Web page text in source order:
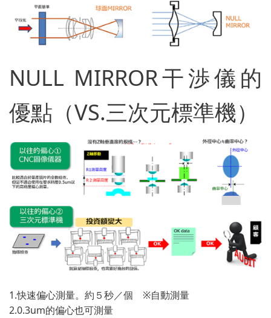
NULL MIRROR干渉儀的
優點（VS.三次元標準機）
1.快速偏心測量。約５秒／個 ※自動測量
2.0.3um的偏心也可測量